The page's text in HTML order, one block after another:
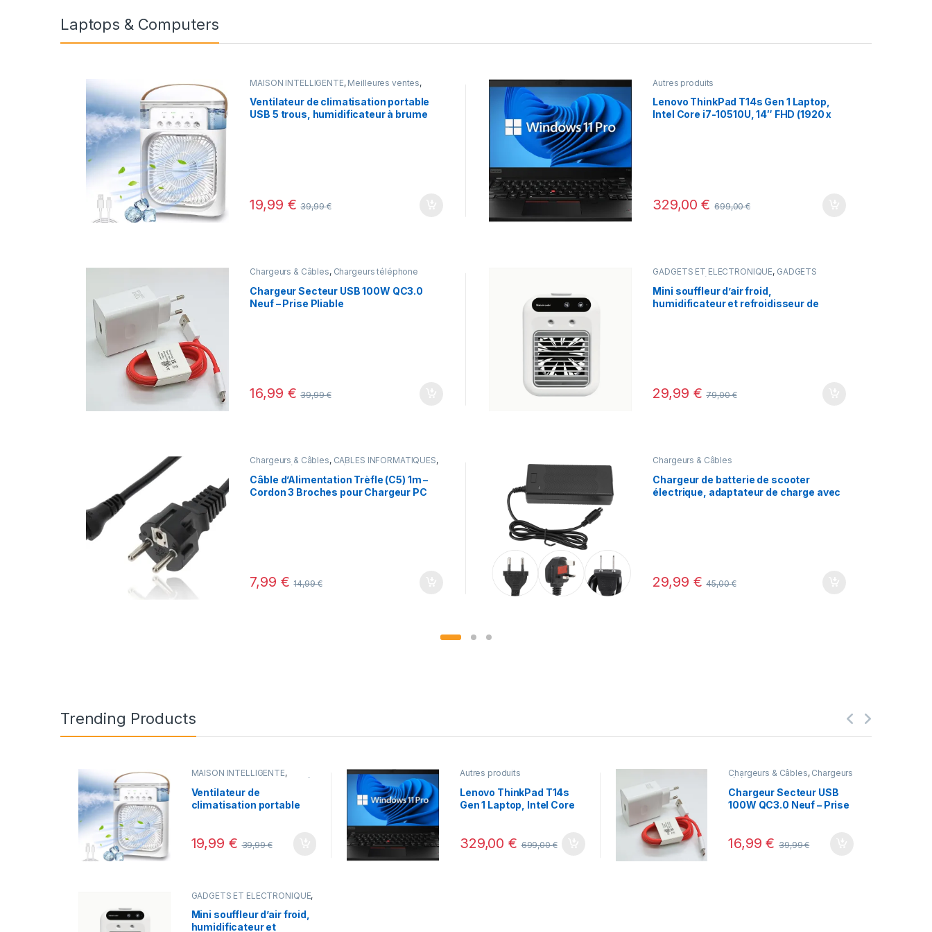
Laptops & Computers
MAISON INTELLIGENTE, Meilleures ventes,
Ventilateur de climatisation portable
USB 5 trous, humidificateur à brume
19,99 € 39,99€
Autres produits
Lenovo ThinkPad T14s Gen 1 Laptop,
Intel Core i7-10510U, 14″ FHD (1920 x
329,00€ 699,00€
Chargeurs & Câbles, Chargeurs téléphone
Chargeur Secteur USB 100W QC3.0
Neuf – Prise Pliable
16,99 € 39,99€
GADGETS ET ÉLECTRONIQUE, GADGETS
INNOVANTS (MINI PROJECTEURS, OBJETS
CONNECTÉS),Meilleures ventes
Mini souffleur d’air froid,
humidificateur et refroidisseur de
29,99 € 79,00€
Chargeurs & Câbles, CÂBLES INFORMATIQUES,
Nouveautés
Offres spéciales
Câble d’Alimentation Trèfle (C5) 1m –
Cordon 3 Broches pour Chargeur PC
7,99 € 14,99€
Chargeurs & Câbles
Chargeur de batterie de scooter
électrique, adaptateur de charge avec
29,99 € 45,00€
Trending Products
MAISON INTELLIGENTE,
Nouveautés
Ventilateur de
climatisation portable
d’eau, lumière LED
19,99 € 39,99€
Autres produits
Lenovo ThinkPad T14s
Gen 1 Laptop, Intel Core
512GB SSD
329,00 € 699,00€
Chargeurs & Câbles, Chargeurs
téléphone
Chargeur Secteur USB
100W QC3.0 Neuf – Prise
16,99€ 39,99€
GADGETS ET ÉLECTRONIQUE,
PROJECTEURS, OBJETS
CONNECTÉS),Meilleures
ventes,Nouveautés
Mini souffleur d’air froid,
humidificateur et